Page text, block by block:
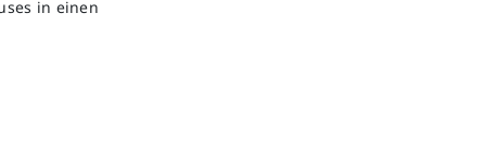
in einen